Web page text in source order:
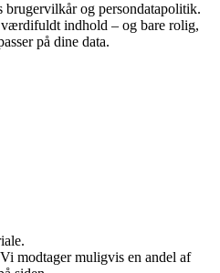
brugervilkår og persondatapolitik.
indhold – og bare rolig,
på dine data.
modtager muligvis en andel af